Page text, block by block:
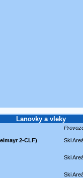
Lanovky a vleky
2-CLF) Ski
Ski
Ski